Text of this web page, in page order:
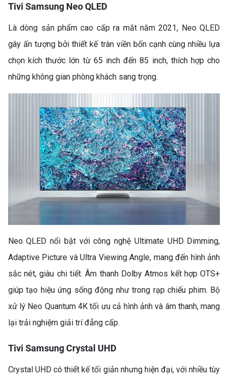
Tivi Samsung Neo QLED
Là dòng sản phẩm cao cấp ra mắt năm 2021, Neo QLED
gây ấn tượng bởi thiết kế tràn viền bốn cạnh cùng nhiều lựa
chọn kích thước lớn từ 65 inch đến 85 inch, thích hợp cho
những không gian phòng khách sang trọng.
Neo QLED nổi bật với công nghệ Ultimate UHD Dimming,
Adaptive Picture và Ultra Viewing Angle, mang đến hình ảnh
sắc nét, giàu chi tiết. Âm thanh Dolby Atmos kết hợp OTS+
giúp tạo hiệu ứng sống động như trong rạp chiếu phim. Bộ
xử lý Neo Quantum 4K tối ưu cả hình ảnh và âm thanh, mang
lại trải nghiệm giải trí đẳng cấp.
Tivi Samsung Crystal UHD
Crystal UHD có thiết kế tối giản nhưng hiện đại, với nhiều tùy